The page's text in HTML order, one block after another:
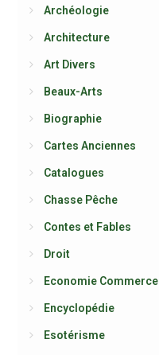
Archéologie
Architecture
Art Divers
Beaux-Arts
Biographie
Cartes Anciennes
Catalogues
Chasse Pêche
Contes et Fables
Droit
Economie Commerce
Encyclopédie
Esotérisme